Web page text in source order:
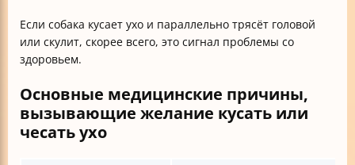
Если собака кусает ухо и параллельно трясёт головой
или скулит, скорее всего, это сигнал проблемы со
здоровьем.
Основные медицинские причины,
вызывающие желание кусать или
чесать ухо